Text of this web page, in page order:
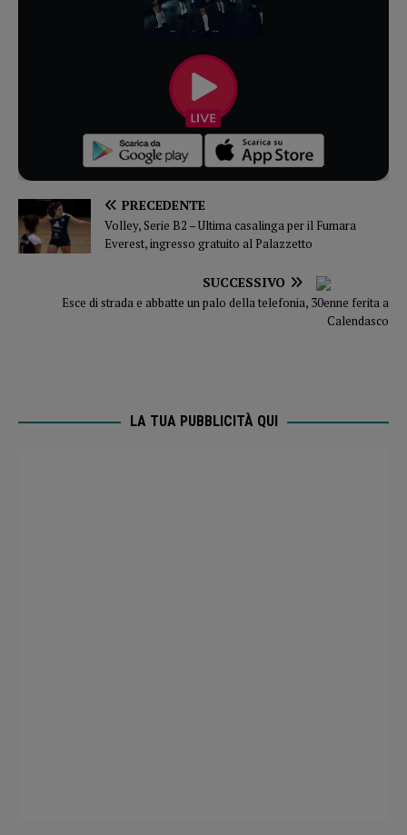
PRECEDENTE
Volley, Serie B2 – Ultima casalinga per il Fumara
Everest, ingresso gratuito al Palazzetto
SUCCESSIVO
Esce di strada e abbatte un palo della telefonia, 30enne ferita a
Calendasco
LA TUA PUBBLICITÀ QUI